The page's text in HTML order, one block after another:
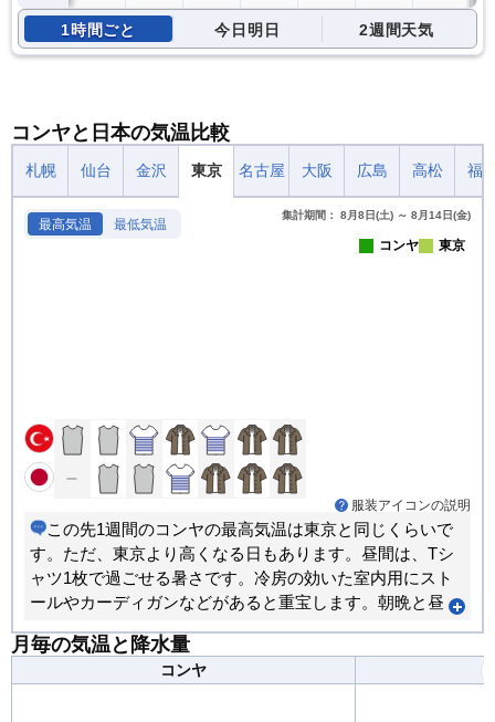
1時間ごと 今日明日 2週間天気
コンヤと日本の気温比較
札幌 仙台 金沢 東京 名古屋 大阪 広島 高松 福
最高気温 最低気温
集計期間： 8月8日(土) ～ 8月14日(金)
コンヤ 東京
服装アイコンの説明
この先1週間のコンヤの最高気温は東京と同じくらいで
す。ただ、東京より高くなる日もあります。昼間は、Tシ
ャツ1枚で過ごせる暑さです。冷房の効いた室内用にスト
ールやカーディガンなどがあると重宝します。朝晩と昼
装がおすすめです。
月毎の気温と降水量
コンヤ